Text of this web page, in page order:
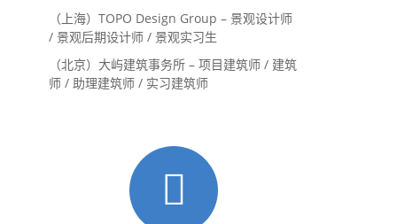
（上海）TOPO Design Group – 景观设计师
/ 景观后期设计师 / 景观实习生
（北京）大屿建筑事务所 – 项目建筑师 / 建筑
师 / 助理建筑师 / 实习建筑师